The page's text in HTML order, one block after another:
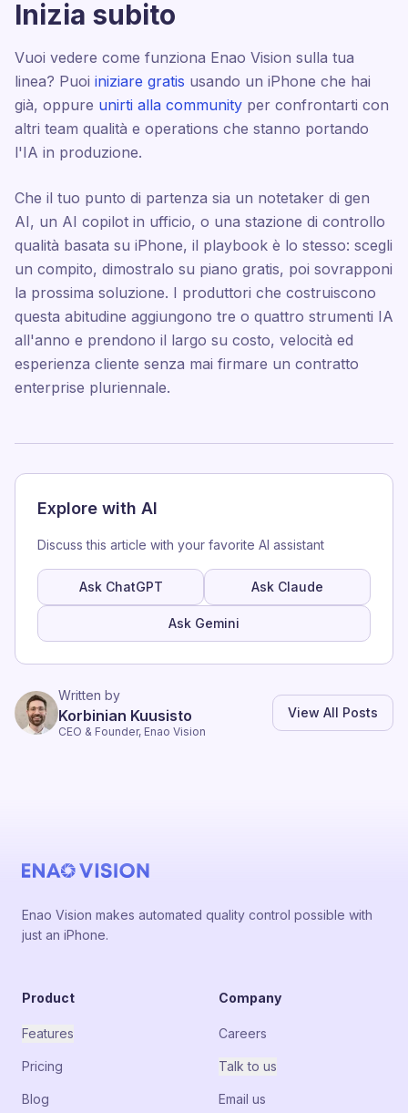
Inizia subito
Vuoi vedere come funziona Enao Vision sulla tua
linea? Puoi iniziare gratis usando un iPhone che hai
già, oppure unirti alla community per confrontarti con
altri team qualità e operations che stanno portando
l'IA in produzione.
Che il tuo punto di partenza sia un notetaker di gen
AI, un AI copilot in ufficio, o una stazione di controllo
qualità basata su iPhone, il playbook è lo stesso: scegli
un compito, dimostralo su piano gratis, poi sovrapponi
la prossima soluzione. I produttori che costruiscono
questa abitudine aggiungono tre o quattro strumenti IA
all'anno e prendono il largo su costo, velocità ed
esperienza cliente senza mai firmare un contratto
enterprise pluriennale.
Explore with AI
Discuss this article with your favorite AI assistant
Ask ChatGPT Ask Claude
Ask Gemini
Written by
Korbinian Kuusisto
CEO & Founder, Enao Vision
View All Posts
Enao Vision makes automated quality control possible with
just an iPhone.
Product
Features
Pricing
Blog
Company
Careers
Talk to us
Email us